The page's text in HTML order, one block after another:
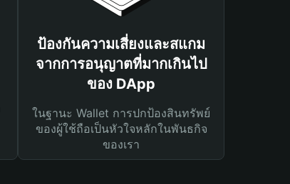
ป้องกันความเสี่ยงและสแกม
จากการอนุญาตที่มากเกินไป
ของ DApp
ในฐานะ Wallet การปกป้องสินทรัพย์
ของผู้ใช้ถือเป็นหัวใจหลักในพันธกิจ
ของเรา